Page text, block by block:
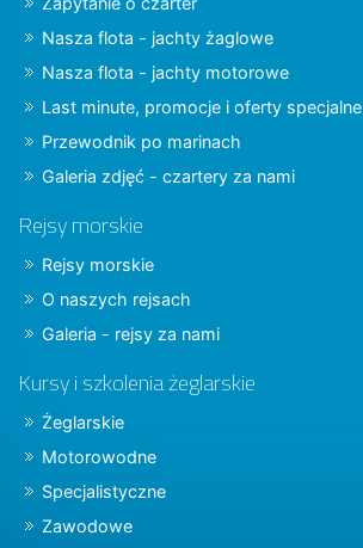
Nasza flota - jachty żaglowe
Nasza flota - jachty motorowe
Last minute, promocje i oferty specjalne
Przewodnik po marinach
Galeria zdjęć - czartery za nami
Rejsy morskie
Rejsy morskie
O naszych rejsach
Galeria - rejsy za nami
Kursy i szkolenia żeglarskie
Żeglarskie
Motorowodne
Specjalistyczne
Zawodowe